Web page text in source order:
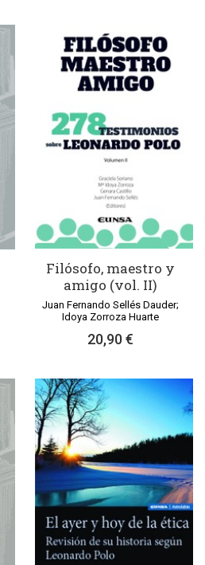
Filósofo, maestro y
amigo (vol. II)
Juan Fernando Sellés Dauder;
Idoya Zorroza Huarte
20,90 €